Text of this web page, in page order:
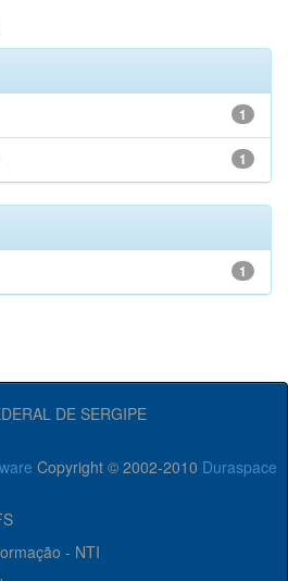
1
1
1
DE SERGIPE
Copyright © 2002-2010 Duraspace
- NTI